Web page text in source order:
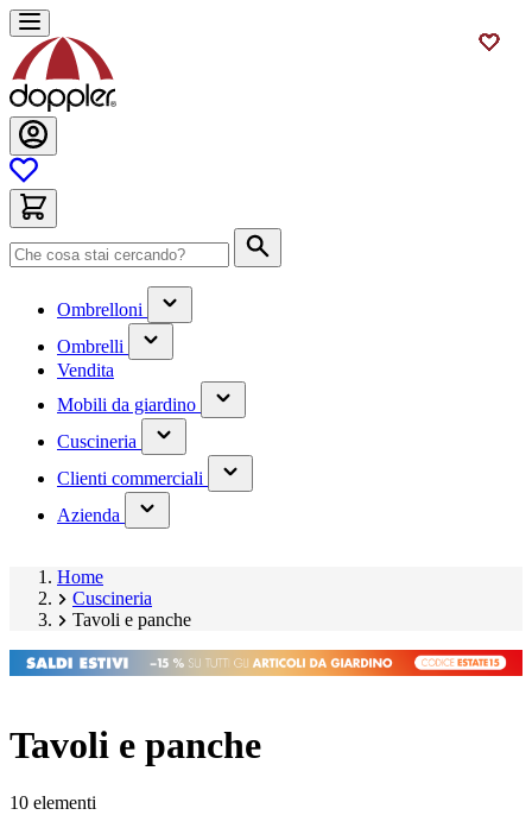
Salta
al
contenuto
Ombrelloni
(contiene
un
sottomenu)
Ombrelli
(contiene
un
Vendita
Mobili da giardino
(contiene
un
Cuscineria
(contiene
un
sottomenu)
Clienti commerciali
(has
submenu)
Azienda
(has
submenu)
Home
Cuscineria
Tavoli e panche
Tavoli e panche
10 elementi